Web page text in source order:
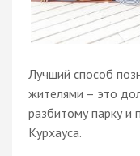
Лучший способ
жителями – это
разбитому парку и
Курхауса.